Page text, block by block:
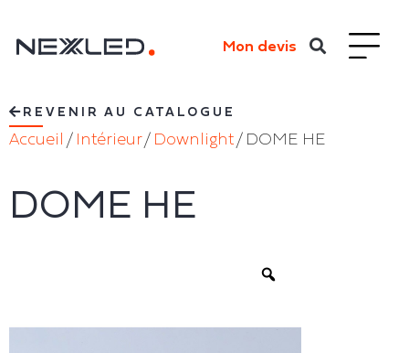
Mon devis
REVENIR AU CATALOGUE
Accueil / Intérieur/ Downlight / DOME HE
DOME HE